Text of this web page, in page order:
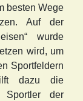
besten Wege
Auf der
wurde
wird, um
Sportfeldern
dazu die
Sportler der